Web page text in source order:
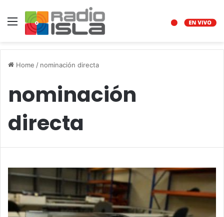
Menu
Home / nominación directa
nominación
directa